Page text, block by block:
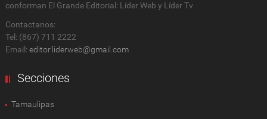
conforman El Grande Editorial: Líder Web y Líder Tv
Contactanos:
Tel: (867) 711 2222
Email: editor.liderweb@gmail.com
Secciones
Tamaulipas